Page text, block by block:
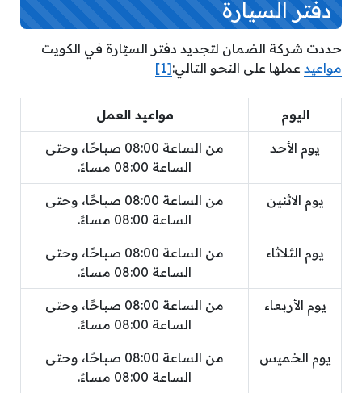
دفتر السيارة
حددت شركة الضمان لتجديد دفتر السيّارة في الكويت
مواعيد عملها على النحو التالي:[1]
اليوم مواعيد العمل
يوم الأحد
من الساعة 08:00 صباحًا، وحتى
الساعة 08:00 مساءً.
يوم الاثنين
من الساعة 08:00 صباحًا، وحتى
الساعة 08:00 مساءً.
يوم الثلاثاء
من الساعة 08:00 صباحًا، وحتى
الساعة 08:00 مساءً.
يوم الأربعاء
من الساعة 08:00 صباحًا، وحتى
الساعة 08:00 مساءً.
يوم الخميس
من الساعة 08:00 صباحًا، وحتى
الساعة 08:00 مساءً.